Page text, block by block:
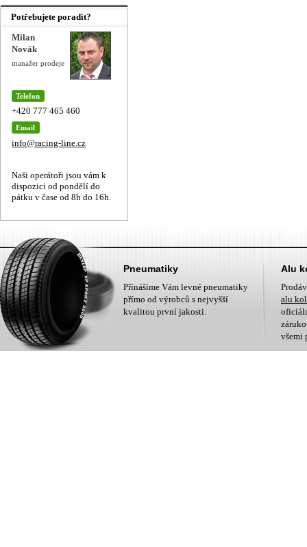
Potřebujete poradit?
Milan
Novák
manažer prodeje
Telefon
+420 777 465 460
Email
info@racing-line.cz
Naši operátoři jsou vám k
dispozici od pondělí do
pátku v čase od 8h do 16h.
Pneumatiky
Přínášíme Vám levné pneumatiky
přímo od výrobců s nejvyšší
kvalitou první jakosti.
Alu
alu
všemi